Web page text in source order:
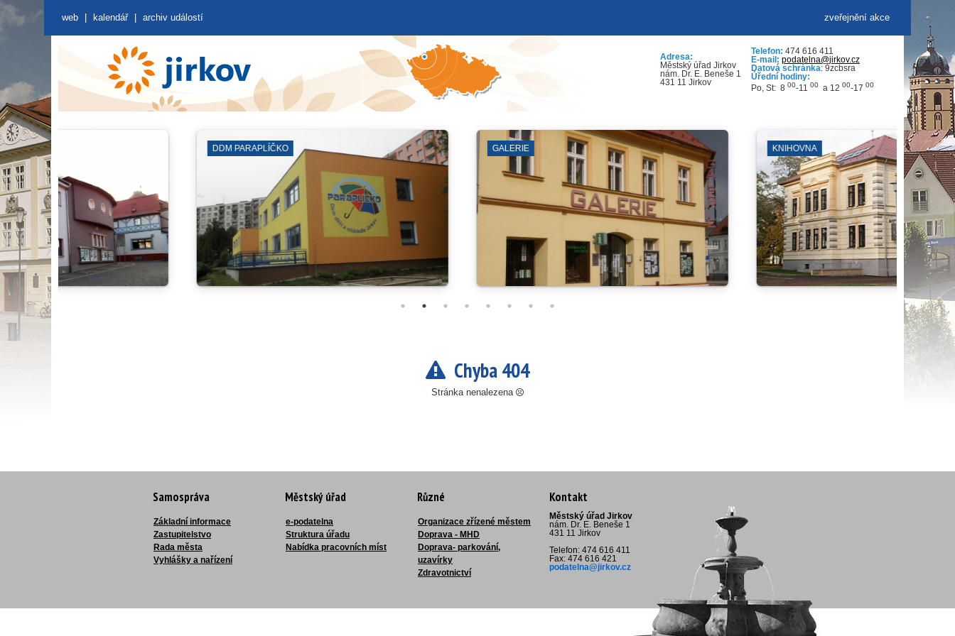
zveřejnění akce
web kalendář archiv událostí
Adresa:
Městský úřad Jirkov
nám. Dr. E. Beneše 1
431 11 Jirkov
Telefon: 474 616 411
E-mail: podatelna@jirkov.cz
Datová schránka: 9zcbsra
Úřední hodiny:
Po, St: 8 00-11 00 a 12 00-17 00
KNIHOVNA DOPRAVA NA KÁVU SE STAROSTKOU
Chyba 404
Stránka nenalezena
Samospráva
Základní informace
Zastupitelstvo
Rada města
Vyhlášky a nařízení
Městský úřad
e-podatelna
Struktura úřadu
Nabídka pracovních míst
Různé
Organizace zřízené městem
Doprava - MHD
Doprava- parkování,
uzavírky
Zdravotnictví
Kontakt
Městský úřad Jirkov
nám. Dr. E. Beneše 1
431 11 Jirkov
Telefon: 474 616 411
Fax: 474 616 421
podatelna@jirkov.cz